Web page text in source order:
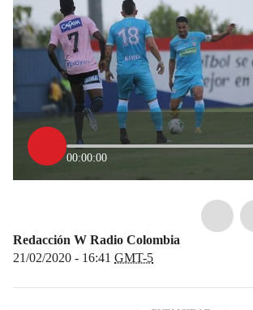
00:00:00
Redacción W Radio Colombia
21/02/2020 - 16:41 GMT-5